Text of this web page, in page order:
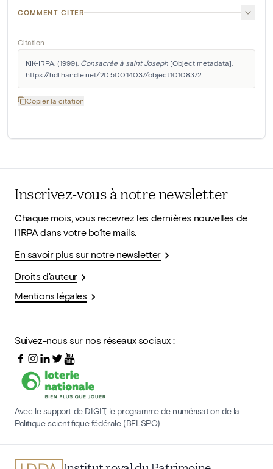
COMMENT CITER
Citation
KIK-IRPA. (1999). Consacrée à saint Joseph [Object metadata].
https://hdl.handle.net/20.500.14037/object.10108372
Copier la citation
Inscrivez-vous à notre newsletter
Chaque mois, vous recevrez les dernières nouvelles de
l'IRPA dans votre boîte mails.
En savoir plus sur notre newsletter
Droits d'auteur
Mentions légales
Suivez-nous sur nos réseaux sociaux :
Avec le support de DIGIT, le programme de numérisation de la
Politique scientifique fédérale (BELSPO)